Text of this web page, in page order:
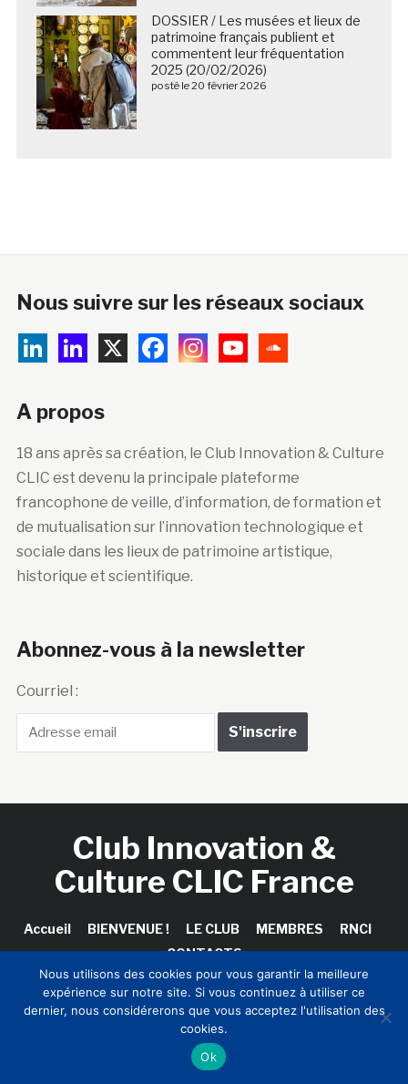
DOSSIER / Les musées et lieux de
patrimoine français publient et
commentent leur fréquentation
2025 (20/02/2026)
posté le 20 février 2026
Nous suivre sur les réseaux sociaux
A propos
18 ans après sa création, le Club Innovation & Culture
CLIC est devenu la principale plateforme
francophone de veille, d’information, de formation et
de mutualisation sur l’innovation technologique et
sociale dans les lieux de patrimoine artistique,
historique et scientifique.
Abonnez-vous à la newsletter
Courriel :
Club Innovation &
Culture CLIC France
Accueil BIENVENUE ! LE CLUB MEMBRES
RNCI
CONTACTS
Copyright © 2026 Club Innovation & Culture CLIC France /
Sinapses Conseils
Nous utilisons des cookies pour vous garantir la meilleure
expérience sur notre site. Si vous continuez à utiliser ce
dernier, nous considérerons que vous acceptez l'utilisation des
cookies.
Ok